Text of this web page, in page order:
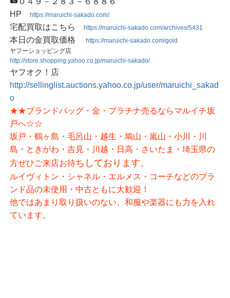
HP
https://maruichi-sakado.com/
宅配買取はこちら https://maruichi-sakado.com/archives/5431
本日の金買取価格
https://maruichi-sakado.com/gold
ヤフーショッピング店
http://store.shopping.yahoo.co.jp/maruichi-sakado/
ヤフオク！店
http://sellinglist.auctions.yahoo.co.jp/user/maruichi_sakad
o
★★ブランドバッグ・金・プラチナ売るならマルイチ坂
戸へ☆☆
坂戸・鶴ヶ島・毛呂山・越生・鳩山・嵐山・小川・川
島・ときがわ・吉見・川越・日高・さいたま・埼玉県の
方ぜひご来店お待ちしております。
ルイヴィトン・シャネル・エルメス・コーチなどのブラ
ンド品の未使用・中古ともに大歓迎！
他ではあまり取り扱いのない、和服や楽器にも力を入れ
ています。